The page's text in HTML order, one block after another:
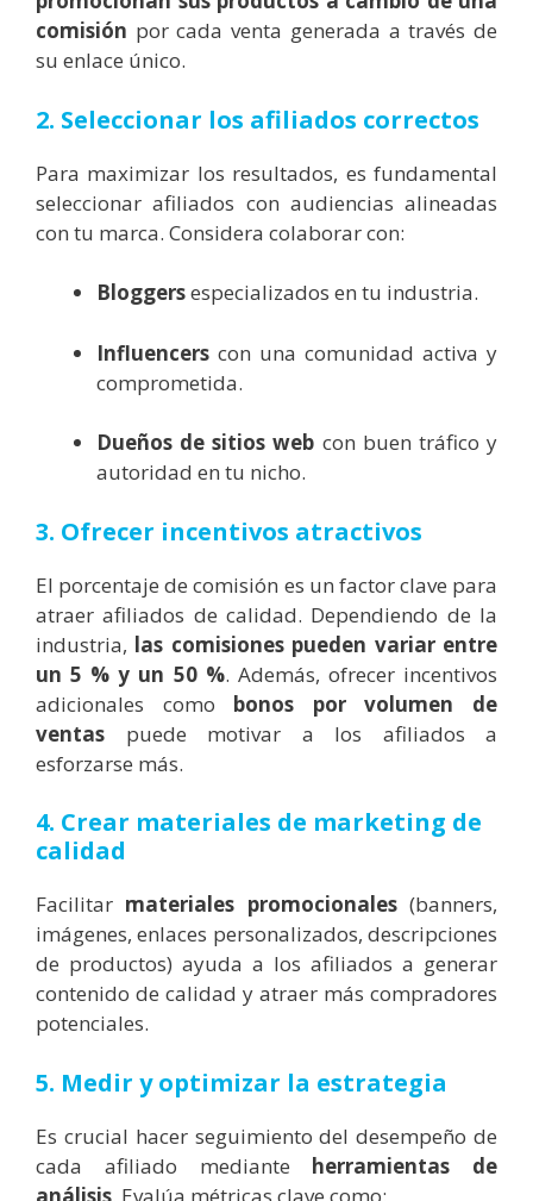
comisión por cada venta generada a través de
su enlace único.
2. Seleccionar los afiliados correctos
Para maximizar los resultados, es fundamental
seleccionar afiliados con audiencias alineadas
con tu marca. Considera colaborar con:
Bloggersespecializados en tu industria.
Influencers con una comunidad activa y
comprometida.
Dueños de sitios web con buen tráfico y
autoridad en tu nicho.
3. Ofrecer incentivos atractivos
El porcentaje de comisión es un factor clave para
atraer afiliados de calidad. Dependiendo de la
industria, las comisiones pueden variar entre
un 5 % y un 50 %. Además, ofrecer incentivos
adicionales como bonos por volumen de
ventas puede motivar a los afiliados a
esforzarse más.
4. Crear materiales de marketing de
calidad
Facilitar materiales promocionales(banners,
imágenes, enlaces personalizados, descripciones
de productos) ayuda a los afiliados a generar
contenido de calidad y atraer más compradores
potenciales.
5. Medir y optimizar la estrategia
Es crucial hacer seguimiento del desempeño de
cada afiliado mediante herramientas de
análisis . Evalúa métricas clave como: